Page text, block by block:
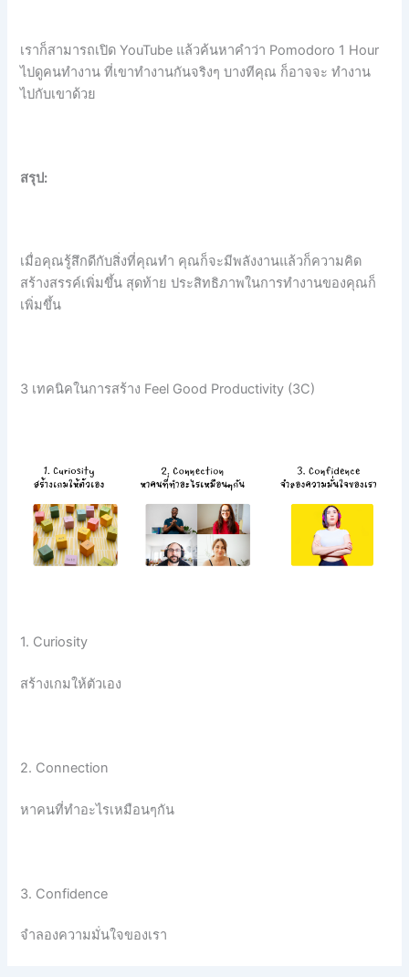
เราก็สามารถเปิด YouTube แล้วค้นหาคำว่า Pomodoro 1 Hour
ไปดูคนทำงาน ที่เขาทำงานกันจริงๆ บางทีคุณ ก็อาจจะ ทำงาน
ไปกับเขาด้วย
สรุป:
เมื่อคุณรู้สึกดีกับสิ่งที่คุณทำ คุณก็จะมีพลังงานแล้วก็ความคิด
สร้างสรรค์เพิ่มขึ้น สุดท้าย ประสิทธิภาพในการทำงานของคุณก็
เพิ่มขึ้น
3 เทคนิคในการสร้าง Feel Good Productivity (3C)
1. Curiosity
สร้างเกมให้ตัวเอง
2. Connection
หาคนที่ทำอะไรเหมือนๆกัน
3. Confidence
จำลองความมั่นใจของเรา